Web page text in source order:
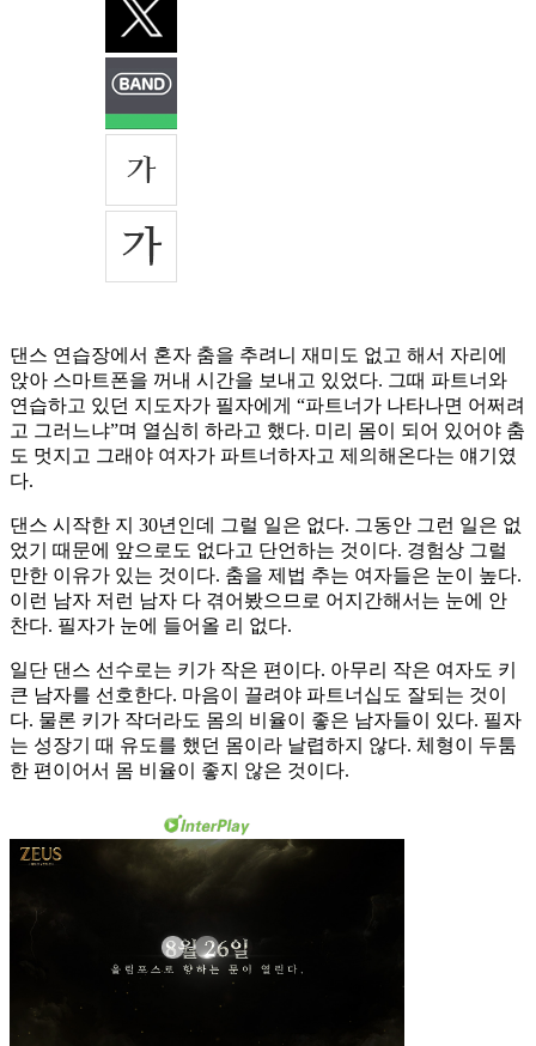
댄스 연습장에서 혼자 춤을 추려니 재미도 없고 해서 자리에
앉아 스마트폰을 꺼내 시간을 보내고 있었다. 그때 파트너와
연습하고 있던 지도자가 필자에게 “파트너가 나타나면 어쩌려
고 그러느냐”며 열심히 하라고 했다. 미리 몸이 되어 있어야 춤
도 멋지고 그래야 여자가 파트너하자고 제의해온다는 얘기였
다.
댄스 시작한 지 30년인데 그럴 일은 없다. 그동안 그런 일은 없
었기 때문에 앞으로도 없다고 단언하는 것이다. 경험상 그럴
만한 이유가 있는 것이다. 춤을 제법 추는 여자들은 눈이 높다.
이런 남자 저런 남자 다 겪어봤으므로 어지간해서는 눈에 안
찬다. 필자가 눈에 들어올 리 없다.
일단 댄스 선수로는 키가 작은 편이다. 아무리 작은 여자도 키
큰 남자를 선호한다. 마음이 끌려야 파트너십도 잘되는 것이
다. 물론 키가 작더라도 몸의 비율이 좋은 남자들이 있다. 필자
는 성장기 때 유도를 했던 몸이라 날렵하지 않다. 체형이 두툼
한 편이어서 몸 비율이 좋지 않은 것이다.